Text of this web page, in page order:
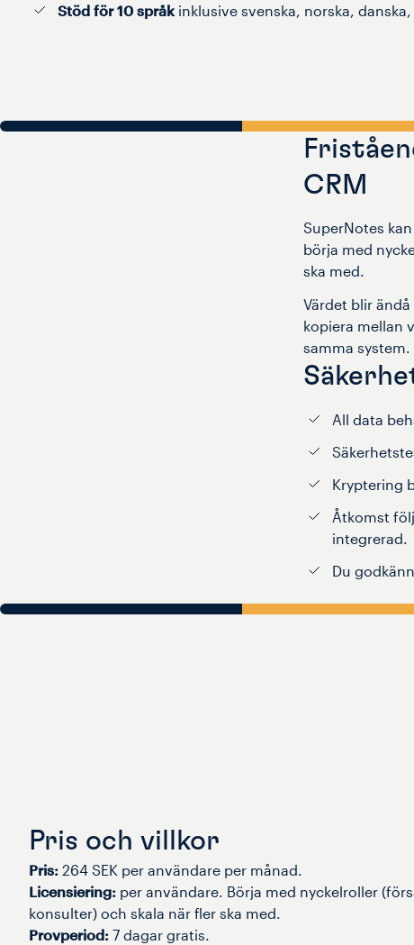
Stöd för 10 språk inklusive svenska, norska, danska,
CRM
SuperNotes
börja med
ska med.
Värdet blir
kopiera mellan
samma system.
All data
Kryptering
Åtkomst
integrerad.
Du
Pris och villkor
Pris: 264 SEK per användare per månad.
Licensiering: per användare. Börja med nyckelroller
konsulter) och skala när fler ska med.
Provperiod: 7 dagar gratis.